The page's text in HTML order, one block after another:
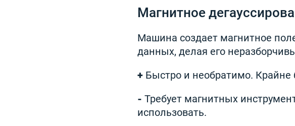
Магнитное
Машина создает магнитное
данных, делая его
+ Быстро и необратимо.
- Требует магнитных
использовать.